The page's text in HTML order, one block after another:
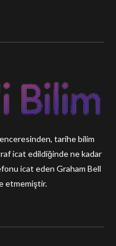
tarihe bilim
icat edildiğinde ne kadar
icat eden Graham Bell
etmemiştir.